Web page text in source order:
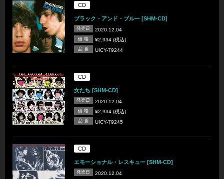
CD
ブラック・アンド・ブルー [SHM-CD]
発売日 2020.12.04
価 格 ¥2,934 (税込)
品 番 UICY-79244
CD
女たち [SHM-CD]
発売日 2020.12.04
価 格 ¥2,934 (税込)
品 番 UICY-79245
CD
エモーショナル・レスキュー [SHM-CD]
発売日 2020.12.04